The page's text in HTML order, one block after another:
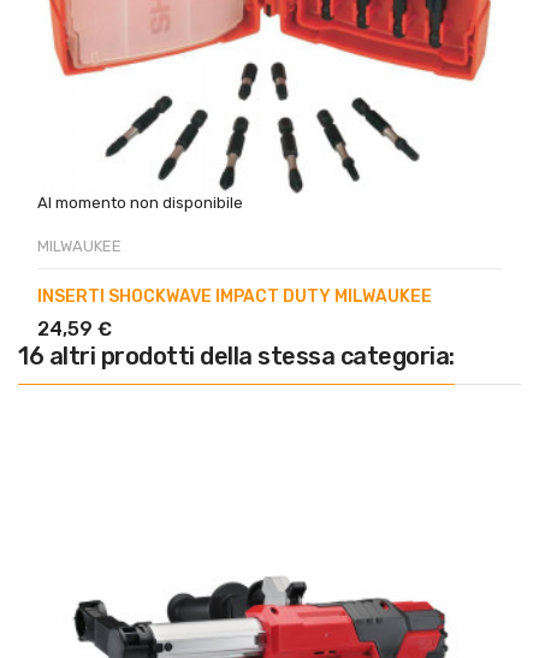
Al momento non disponibile
MILWAUKEE
INSERTI SHOCKWAVE IMPACT DUTY MILWAUKEE
24,59 €
16 altri prodotti della stessa categoria: